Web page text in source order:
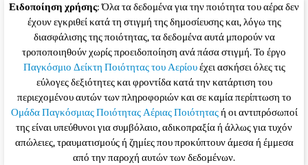
Ειδοποίηση χρήσης: Όλα τα δεδομένα για την ποιότητα του αέρα δεν
έχουν εγκριθεί κατά τη στιγμή της δημοσίευσης και, λόγω της
διασφάλισης της ποιότητας, τα δεδομένα αυτά μπορούν να
τροποποιηθούν χωρίς προειδοποίηση ανά πάσα στιγμή. Το έργο
Παγκόσμιο Δείκτη Ποιότητας του Αερίουέχει ασκήσει όλες τις
εύλογες δεξιότητες και φροντίδα κατά την κατάρτιση του
περιεχομένου αυτών των πληροφοριών και σε καμία περίπτωση το
Ομάδα Παγκόσμιας Ποιότητας Αέριας Ποιότηταςή οι αντιπρόσωποί
της είναι υπεύθυνοι για συμβόλαιο, αδικοπραξία ή άλλως για τυχόν
απώλειες, τραυματισμούς ή ζημίες που προκύπτουν άμεσα ή έμμεσα
από την παροχή αυτών των δεδομένων.